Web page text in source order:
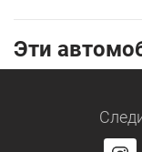
Эти